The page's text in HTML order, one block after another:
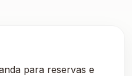
para reservas e